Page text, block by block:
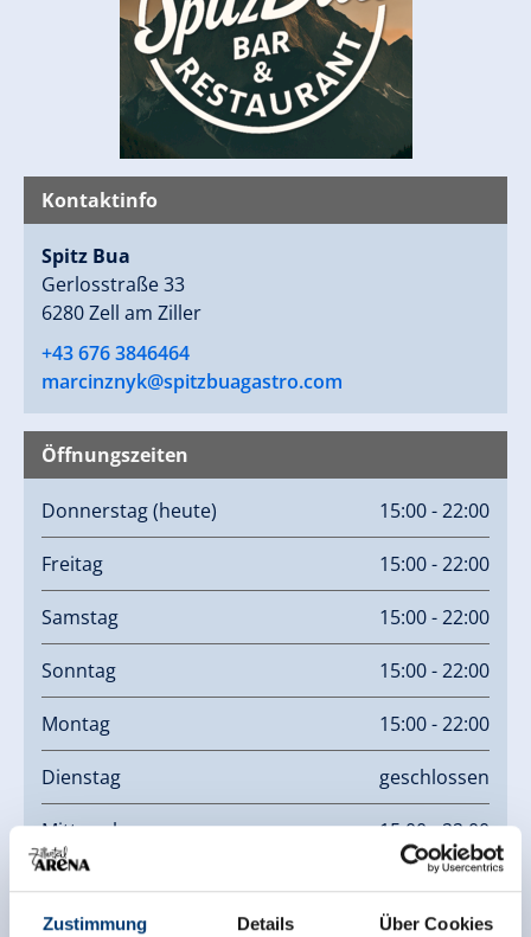
Zustimmung Details Über Cookies
Kontaktinfo
Spitz Bua
Gerlosstraße 33
6280 Zell am Ziller
+43 676 3846464
marcinznyk@spitzbuagastro.com
Öffnungszeiten
Donnerstag(heute) 15:00 - 22:00
Freitag 15:00 - 22:00
Samstag 15:00 - 22:00
Sonntag 15:00 - 22:00
Montag 15:00 - 22:00
Dienstag geschlossen
Mittwoch 15:00 - 22:00